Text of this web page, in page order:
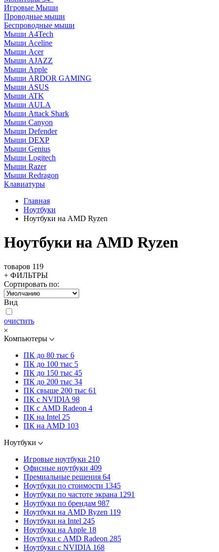
Игровые Мыши
Проводные мыши
Беспроводные мыши
Мыши A4Tech
Мыши Aceline
Мыши Acer
Мыши AJAZZ
Мыши Apple
Мыши ARDOR GAMING
Мыши ASUS
Мыши ATK
Мыши AULA
Мыши Attack Shark
Мыши Canyon
Мыши Defender
Мыши DEXP
Мыши Genius
Мыши Logitech
Мыши Razer
Мыши Redragon
Клавиатуры
Главная
Ноутбуки
Ноутбуки на AMD Ryzen
Ноутбуки на AMD Ryzen
товаров 119
+ ФИЛЬТРЫ
Сортировать по:
Вид
очистить
Компьютеры
ПК до 80 тыс 6
ПК до 100 тыс 5
ПК до 150 тыс 45
ПК до 200 тыс 34
ПК свыше 200 тыс 61
ПК с NVIDIA 98
ПК с AMD Radeon 4
ПК на Intel 25
ПК на AMD 103
Ноутбуки
Игровые ноутбуки 210
Офисные ноутбуки 409
Премиальные решения 64
Ноутбуки по стоимости 1345
Ноутбуки по частоте экрана 1291
Ноутбуки по брендам 987
Ноутбуки на AMD Ryzen 119
Ноутбуки на Intel 245
Ноутбуки на Apple 18
Ноутбуки с AMD Radeon 285
Ноутбуки с NVIDIA 168